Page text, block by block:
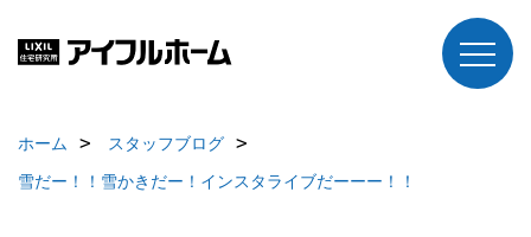
ホーム
スタッフブログ
雪だー！！雪かきだー！インスタライブだーーー！！